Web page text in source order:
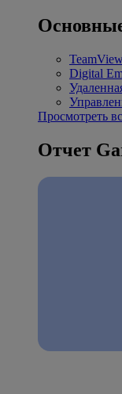
Digital
Просмотреть
Отчет